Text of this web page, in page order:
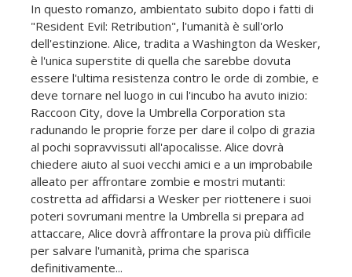
In questo romanzo, ambientato subito dopo i fatti di
"Resident Evil: Retribution", l'umanità è sull'orlo
dell'estinzione. Alice, tradita a Washington da Wesker,
è l'unica superstite di quella che sarebbe dovuta
essere l'ultima resistenza contro le orde di zombie, e
deve tornare nel luogo in cui l'incubo ha avuto inizio:
Raccoon City, dove la Umbrella Corporation sta
radunando le proprie forze per dare il colpo di grazia
al pochi sopravvissuti all'apocalisse. Alice dovrà
chiedere aiuto al suoi vecchi amici e a un improbabile
alleato per affrontare zombie e mostri mutanti:
costretta ad affidarsi a Wesker per riottenere i suoi
poteri sovrumani mentre la Umbrella si prepara ad
attaccare, Alice dovrà affrontare la prova più difficile
per salvare l'umanità, prima che sparisca
definitivamente...